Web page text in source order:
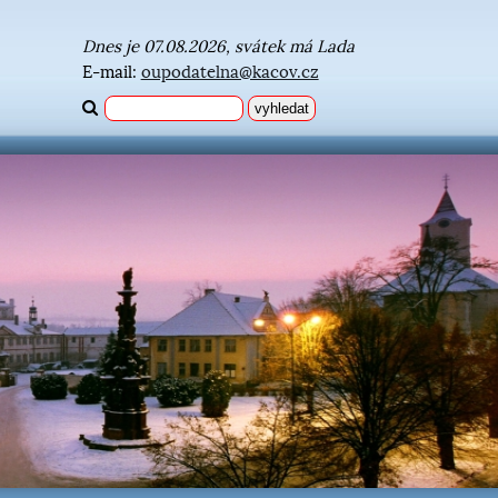
Dnes je 07.08.2026, svátek má Lada
E-mail: oupodatelna@kacov.cz